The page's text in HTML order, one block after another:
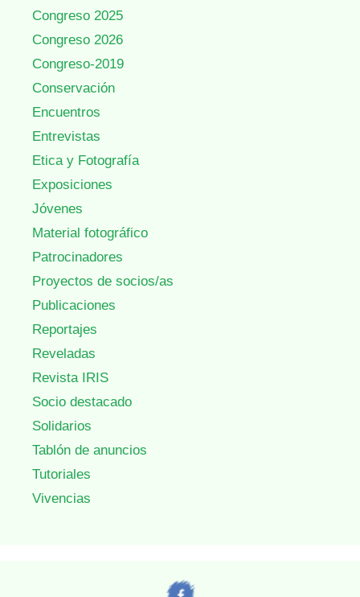
Congreso 2025
Congreso 2026
Congreso-2019
Conservación
Encuentros
Entrevistas
Etica y Fotografía
Exposiciones
Jóvenes
Material fotográfico
Patrocinadores
Proyectos de socios/as
Publicaciones
Reportajes
Reveladas
Revista IRIS
Socio destacado
Solidarios
Tablón de anuncios
Tutoriales
Vivencias